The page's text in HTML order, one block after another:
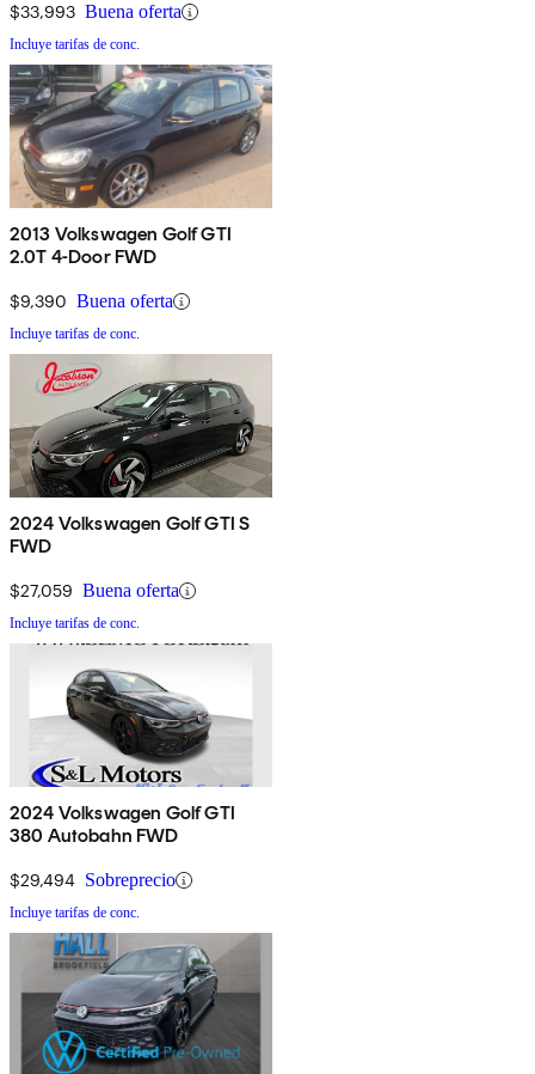
$33,993 Buena oferta
Incluye tarifas de conc.
2013 Volkswagen Golf GTI
2.0T 4-Door FWD
$9,390 Buena oferta
Incluye tarifas de conc.
2024 Volkswagen Golf GTI S
FWD
$27,059 Buena oferta
Incluye tarifas de conc.
2024 Volkswagen Golf GTI
380 Autobahn FWD
$29,494 Sobreprecio
Incluye tarifas de conc.